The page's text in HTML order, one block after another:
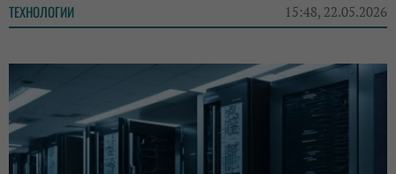
ТЕХНОЛОГИИ 15:48, 22.05.2026